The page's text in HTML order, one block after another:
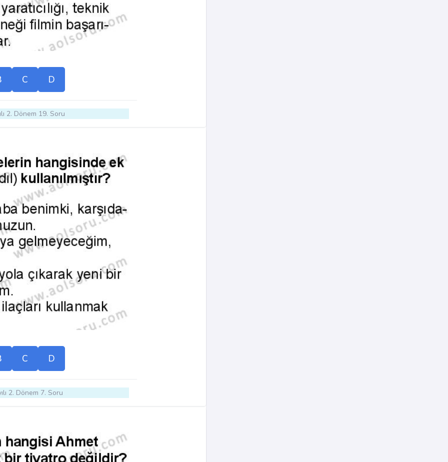
C D
2. Dönem 19. Soru
C D
2. Dönem 7. Soru